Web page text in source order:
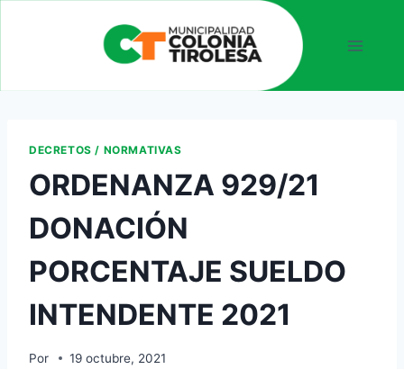
DECRETOS / NORMATIVAS
ORDENANZA 929/21
DONACIÓN
PORCENTAJE SUELDO
INTENDENTE 2021
Por 19 octubre, 2021